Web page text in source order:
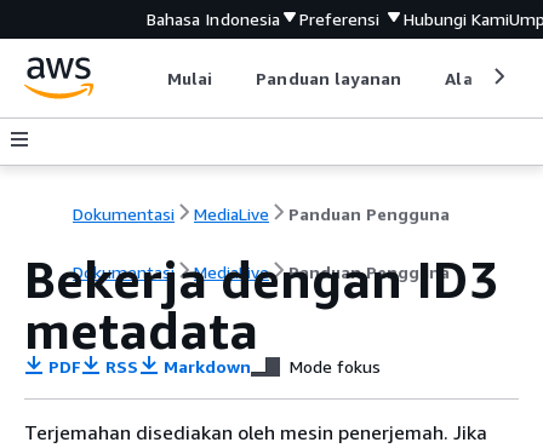
Bahasa Indonesia Preferensi Hubungi Kami
Mulai Panduan layanan Alat
Dokumentasi MediaLive Panduan Pengguna
Dokumentasi MediaLive Panduan Pengguna
Bekerja dengan ID3
metadata
PDF RSS Markdown Mode fokus
Terjemahan disediakan oleh mesin penerjemah. Jika